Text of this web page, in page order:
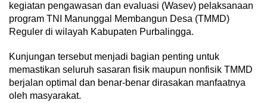
kegiatan pengawasan dan evaluasi (Wasev) pelaksanaan
program TNI Manunggal Membangun Desa (TMMD)
Reguler di wilayah Kabupaten Purbalingga.
Kunjungan tersebut menjadi bagian penting untuk
memastikan seluruh sasaran fisik maupun nonfisik TMMD
berjalan optimal dan benar-benar dirasakan manfaatnya
oleh masyarakat.